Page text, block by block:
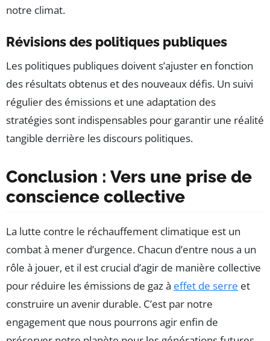
notre climat.
Révisions des politiques publiques
Les politiques publiques doivent s’ajuster en fonction
des résultats obtenus et des nouveaux défis. Un suivi
régulier des émissions et une adaptation des
stratégies sont indispensables pour garantir une réalité
tangible derrière les discours politiques.
Conclusion : Vers une prise de
conscience collective
La lutte contre le réchauffement climatique est un
combat à mener d’urgence. Chacun d’entre nous a un
rôle à jouer, et il est crucial d’agir de manière collective
pour réduire les émissions de gaz à effet de serre et
construire un avenir durable. C’est par notre
engagement que nous pourrons agir enfin de